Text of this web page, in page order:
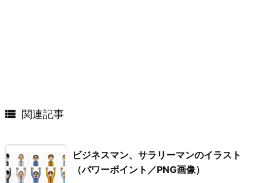
 関連記事
ビジネスマン、サラリーマンのイラスト
（パワーポイント／PNG画像）